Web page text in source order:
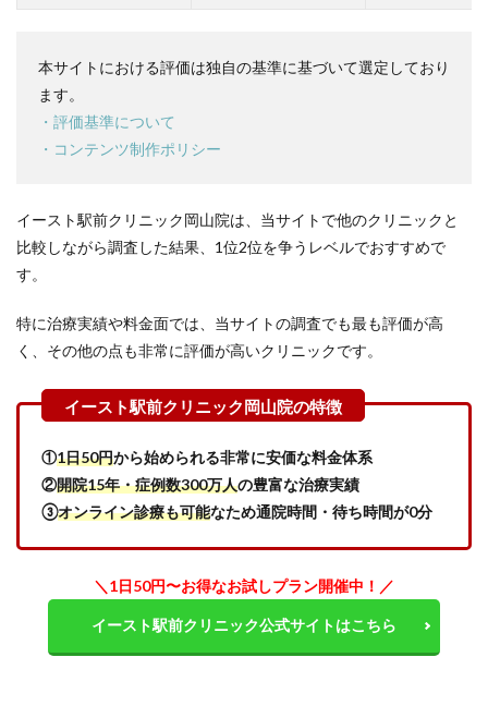
クリ
山院
の良
い口
コミ
を調
4
スト
クリ
ク岡
の口
コミ
判
5
イー
駅前
と岡
本サイトにおける評価は独自の基準に基づいて選定しており
ます。
・評価基準について
・コンテンツ制作ポリシー
イースト駅前クリニック岡山院は、当サイトで他のクリニックと
比較しながら調査した結果、1位2位を争うレベルでおすすめで
す。
特に治療実績や料金面では、当サイトの調査でも最も評価が高
く、その他の点も非常に評価が高いクリニックです。
①1日50円から始められる非常に安価な料金体系
②開院15年・症例数300万人の豊富な治療実績
③オンライン診療も可能なため通院時間・待ち時間が0分
＼1日50円〜お得なお試しプラン開催中！ ／
イースト駅前クリニック公式サイトはこちら